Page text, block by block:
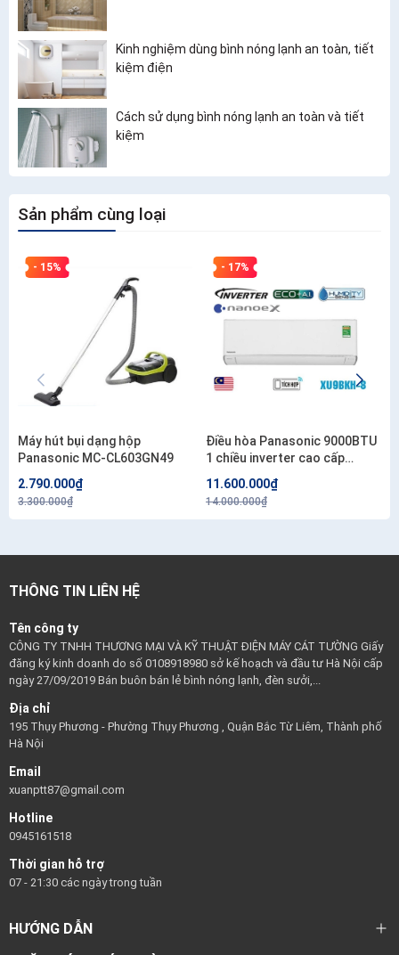
Kinh nghiệm dùng bình nóng lạnh an toàn, tiết
kiệm điện
Cách sử dụng bình nóng lạnh an toàn và tiết
kiệm
Sản phẩm cùng loại
- 15%
Máy hút bụi dạng hộp
Panasonic MC-CL603GN49
2.790.000₫
3.300.000₫
- 17%
Điều hòa Panasonic 9000BTU
1 chiều inverter cao cấp
11.600.000₫
14.000.000₫
THÔNG TIN LIÊN HỆ
Tên công ty
CÔNG TY TNHH THƯƠNG MẠI VÀ KỸ THUẬT ĐIỆN MÁY CÁT TƯỜNG Giấy
đăng ký kinh doanh do số 0108918980 sở kế hoạch và đầu tư Hà Nội cấp
ngày 27/09/2019 Bán buôn bán lẻ bình nóng lạnh, đèn sưởi,...
Địa chỉ
195 Thụy Phương - Phường Thụy Phương , Quận Bắc Từ Liêm, Thành phố
Hà Nội
Email
xuanptt87@gmail.com
Hotline
0945161518
Thời gian hỗ trợ
07 - 21:30 các ngày trong tuần
HƯỚNG DẪN